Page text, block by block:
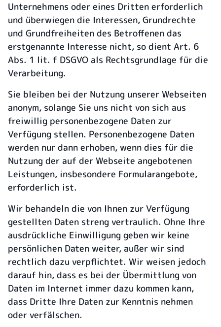
Unternehmens oder eines Dritten erforderlich
und überwiegen die Interessen, Grundrechte
und Grundfreiheiten des Betroffenen das
erstgenannte Interesse nicht, so dient Art. 6
Abs. 1 lit. f DSGVO als Rechtsgrundlage für die
Verarbeitung.
Sie bleiben bei der Nutzung unserer Webseiten
anonym, solange Sie uns nicht von sich aus
freiwillig personenbezogene Daten zur
Verfügung stellen. Personenbezogene Daten
werden nur dann erhoben, wenn dies für die
Nutzung der auf der Webseite angebotenen
Leistungen, insbesondere Formularangebote,
erforderlich ist.
Wir behandeln die von Ihnen zur Verfügung
gestellten Daten streng vertraulich. Ohne Ihre
ausdrückliche Einwilligung geben wir keine
persönlichen Daten weiter, außer wir sind
rechtlich dazu verpflichtet. Wir weisen jedoch
darauf hin, dass es bei der Übermittlung von
Daten im Internet immer dazu kommen kann,
dass Dritte Ihre Daten zur Kenntnis nehmen
oder verfälschen.